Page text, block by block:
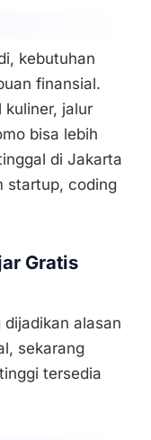
kebutuhan
finansial.
kuliner, jalur
bisa lebih
di Jakarta
startup, coding
Gratis
alasan
sekarang
tersedia